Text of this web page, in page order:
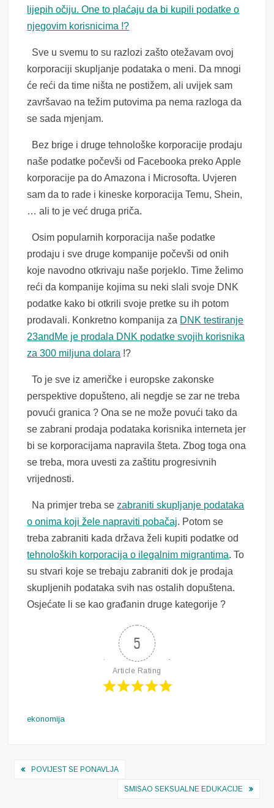
lijepih očiju. One to plaćaju da bi kupili podatke o
njegovim korisnicima !?
Sve u svemu to su razlozi zašto otežavam ovoj
korporaciji skupljanje podataka o meni. Da mnogi
će reći da time ništa ne postižem, ali uvijek sam
završavao na težim putovima pa nema razloga da
se sada mjenjam.
Bez brige i druge tehnološke korporacije prodaju
naše podatke počevši od Facebooka preko Apple
korporacije pa do Amazona i Microsofta. Uvjeren
sam da to rade i kineske korporacija Temu, Shein,
… ali to je već druga priča.
Osim popularnih korporacija naše podatke
prodaju i sve druge kompanije počevši od onih
koje navodno otkrivaju naše porjeklo. Time želimo
reći da kompanije kojima su neki slali svoje DNK
podatke kako bi otkrili svoje pretke su ih potom
prodavali. Konkretno kompanija za DNK testiranje
23andMe je prodala DNK podatke svojih korisnika
za 300 miljuna dolara !?
To je sve iz američke i europske zakonske
perspektive dopušteno, ali negdje se zar ne treba
povući granica ? Ona se ne može povući tako da
se zabrani prodaja podataka korisnika interneta jer
bi se korporacijama napravila šteta. Zbog toga ona
se treba, mora uvesti za zaštitu progresivnih
vrijednosti.
Na primjer treba sezabraniti skupljanje podataka
o onima koji žele napraviti pobačaj. Potom se
treba zabraniti kada država želi kupiti podatke od
tehnoloških korporacija o ilegalnim migrantima. To
su stvari koje se trebaju zabraniti dok je prodaja
skupljenih podataka svih nas ostalih dopuštena.
Osjećate li se kao građanin druge kategorije ?
5
Article Rating
ekonomija
Navigacija
POVIJEST SE PONAVLJA
SMISAO SEKSUALNE EDUKACIJE